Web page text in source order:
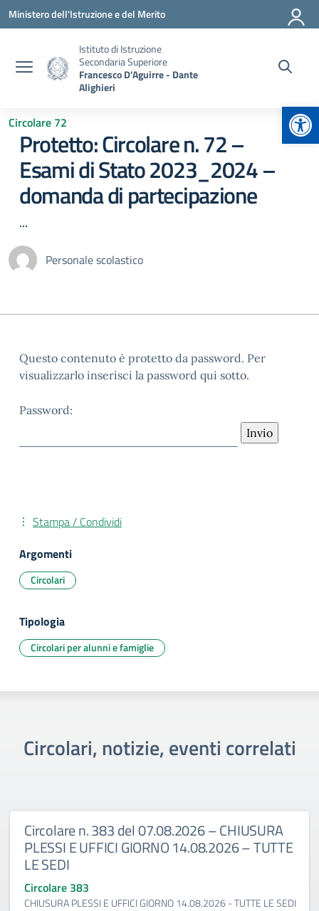
Vai ai contenuti
Vai al menu di navigazione
Vai al footer
Ministero dell'Istruzione e del Merito
Istituto di Istruzione
Secondaria Superiore
Francesco D'Aguirre - Dante
Alighieri
Circolare 72
Protetto: Circolare n. 72 –
Esami di Stato 2023_2024 –
domanda di partecipazione
...
Personale scolastico
Questo contenuto è protetto da password. Per
visualizzarlo inserisci la password qui sotto.
Password:
Stampa / Condividi
Argomenti
Circolari
Tipologia
Circolari per alunni e famiglie
Circolari, notizie, eventi correlati
Circolare n. 383 del 07.08.2026 – CHIUSURA
PLESSI E UFFICI GIORNO 14.08.2026 – TUTTE
LE SEDI
Circolare 383
CHIUSURA PLESSI E UFFICI GIORNO 14.08.2026 - TUTTE LE SEDI